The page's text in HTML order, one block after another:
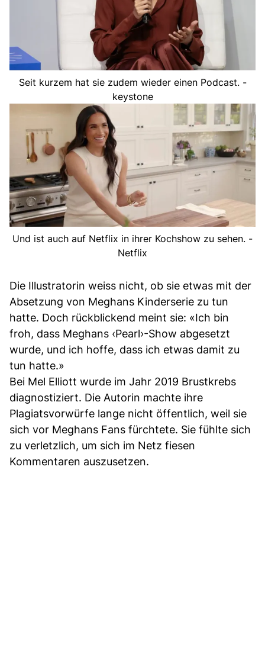
Seit kurzem hat sie zudem wieder einen Podcast. -
keystone
Und ist auch auf Netflix in ihrer Kochshow zu sehen. -
Netflix
Die Illustratorin weiss nicht, ob sie etwas mit der
Absetzung von Meghans Kinderserie zu tun
hatte. Doch rückblickend meint sie: «Ich bin
froh, dass Meghans ‹Pearl›-Show abgesetzt
wurde, und ich hoffe, dass ich etwas damit zu
tun hatte.»
Bei Mel Elliott wurde im Jahr 2019 Brustkrebs
diagnostiziert. Die Autorin machte ihre
Plagiatsvorwürfe lange nicht öffentlich, weil sie
sich vor Meghans Fans fürchtete. Sie fühlte sich
zu verletzlich, um sich im Netz fiesen
Kommentaren auszusetzen.